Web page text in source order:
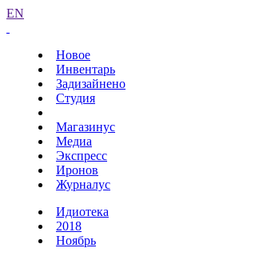
EN
Новое
Инвентарь
Задизайнено
Студия
Магазинус
Медиа
Экспресс
Иронов
Журналус
Идиотека
2018
Ноябрь